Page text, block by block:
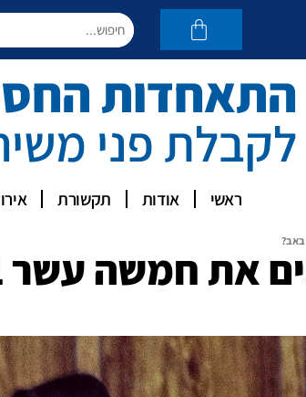
התאחדות
לקבלת פני
ראשי אודות תקשורת
את חמשה